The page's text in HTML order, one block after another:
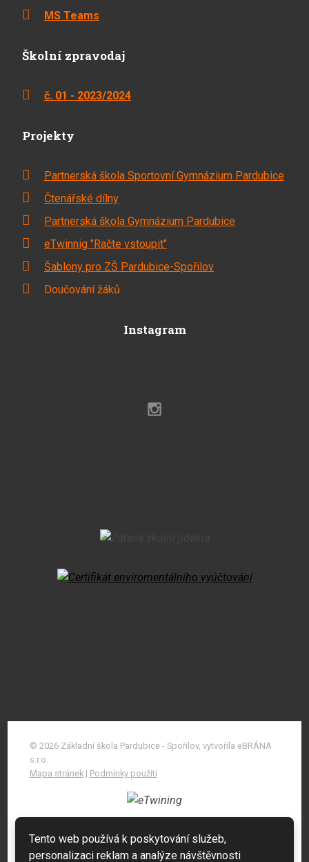
MS Teams
Školní zpravodaj
č. 01 - 2023/2024
Projekty
Partnerská škola Sportovní Gymnázium Pardubice
Čtenářské dílny
Partnerská škola Gymnázium Pardubice
eTwinnig "Račte vstoupit"
Šablony pro ZŠ Pardubice-Spořilov
Doučování žáků
Instagram
© 2026 Základní škola Pardubice - Spořilov, vytvořila eBRÁNA
s.r.o.
Mapa stránek| Podmínky použití
Tento web používá k poskytování služeb,
personalizaci reklam a analýze návštěvnosti